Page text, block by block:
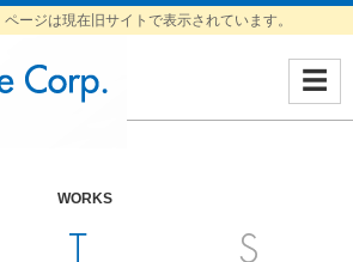
ージは現在旧サイトで表示されています。
☰
WORKS